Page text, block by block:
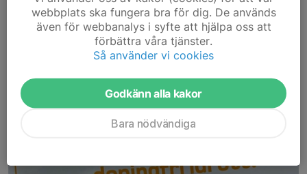
webbplats ska fungera bra för dig. De används
även för webbanalys i syfte att hjälpa oss att
förbättra våra tjänster.
Så använder vi cookies
Godkänn alla kakor
Bara nödvändiga